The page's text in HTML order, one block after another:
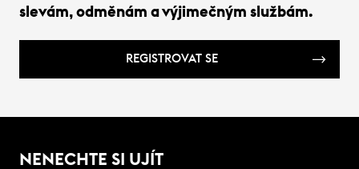
slevám, odměnám a výjimečným službám.
REGISTROVAT SE
NENECHTE SI UJÍT